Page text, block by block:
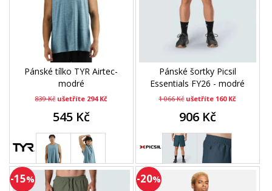
Pánské tílko TYR Airtec-
modré
839 Kč ušetříte 294 Kč
545 Kč
Pánské šortky Picsil
Essentials FY26 - modré
1 066 Kč ušetříte 160 Kč
906 Kč
-15% -20%